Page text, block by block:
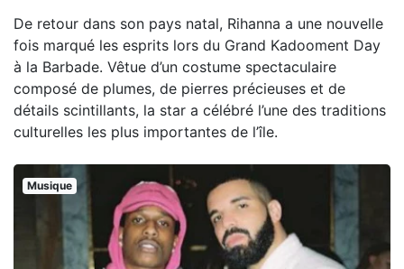
De retour dans son pays natal, Rihanna a une nouvelle
fois marqué les esprits lors du Grand Kadooment Day
à la Barbade. Vêtue d’un costume spectaculaire
composé de plumes, de pierres précieuses et de
détails scintillants, la star a célébré l’une des traditions
culturelles les plus importantes de l’île.
Musique